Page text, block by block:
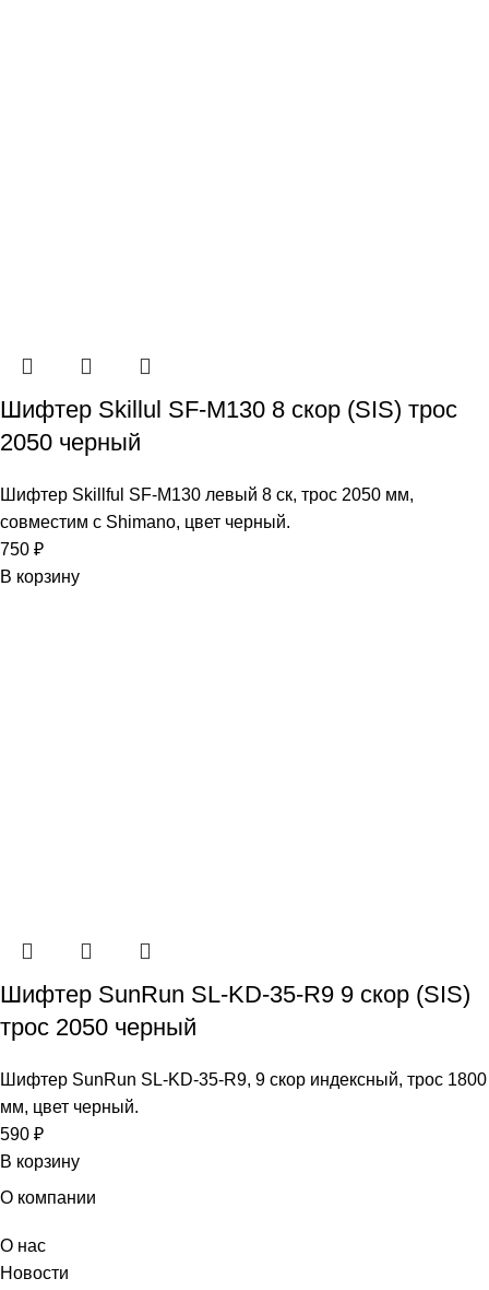
Шифтер Skillul SF-M130 8 скор (SIS) трос
2050 черный
Шифтер Skillful SF-M130 левый 8 ск, трос 2050 мм,
совместим с Shimano, цвет черный.
750 ₽
В корзину
Шифтер SunRun SL-KD-35-R9 9 скор (SIS)
трос 2050 черный
Шифтер SunRun SL-KD-35-R9, 9 скор индексный, трос 1800
мм, цвет черный.
590 ₽
В корзину
О компании
О нас
Новости